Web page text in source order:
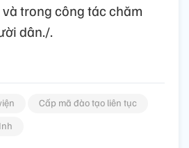
trong công tác chăm
dân./.
Cấp mã đào tạo liên tục